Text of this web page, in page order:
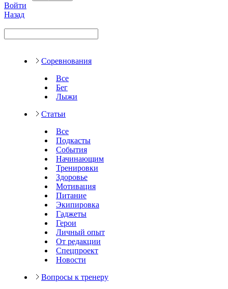
Войти
Назад
Соревнования
Все
Бег
Лыжи
Статьи
Все
Подкасты
События
Начинающим
Тренировки
Здоровье
Мотивация
Питание
Экипировка
Гаджеты
Герои
Личный опыт
От редакции
Спецпроект
Новости
Вопросы к тренеру